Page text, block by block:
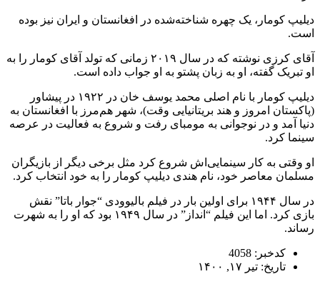
دیلیپ کومار، یک چهره شناخته‌شده در افغانستان و ایران نیز بوده
است.
آقای کرزی نوشته که در سال ۲۰۱۹ زمانی که تولد آقای کومار را به
او تبریک گفته، او به زبان پشتو به او جواب داده است.
دیلیپ کومار با نام اصلی محمد یوسف خان در ۱۹۲۲ در پیشاور
(پاکستان امروز و هند بریتانیایی وقت)، شهر هم‌مرز با افغانستان به
دنیا آمد و در نوجوانی به مومبای رفت و شروع به فعالیت در عرصه
سینما کرد.
او وقتی به کار سینمایی‌اش شروع کرد مثل برخی دیگر از بازیگران
مسلمان معاصر خود، نام هندی دیلیپ کومار را به خود انتخاب کرد.
در سال ۱۹۴۴ برای اولین بار در فیلم بالیوودی “جوار باتا” نقش
بازی کرد. اما این فیلم “انداز” در سال ۱۹۴۹ بود که او را به شهرت
رساند.
کدخبر: 4058
تاریخ: تیر ۱۷, ۱۴۰۰